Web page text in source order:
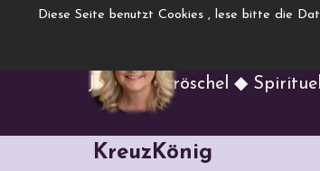
Diese Seite benutzt Cookies , lese bitte die
Direkt zum Seiteninhalt
Jasmina Gröschel ◆
KreuzKönig